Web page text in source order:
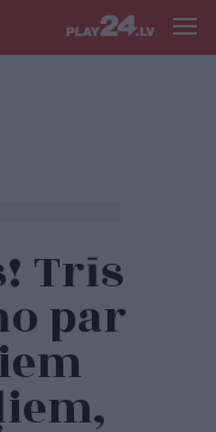
Trīs
par